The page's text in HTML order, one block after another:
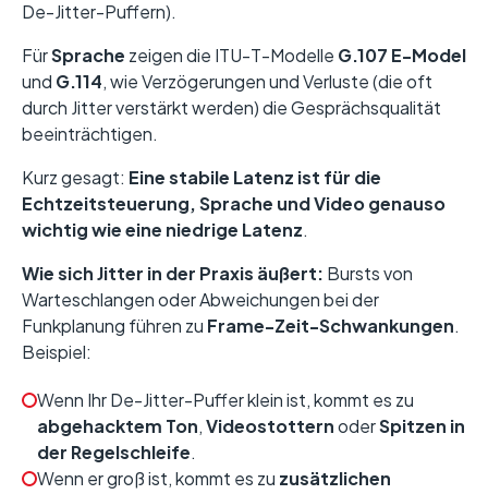
De-Jitter-Puffern).
FürSprache zeigen die ITU-T-Modelle G.107 E-Model
und G.114, wie Verzögerungen und Verluste (die oft
durch Jitter verstärkt werden) die Gesprächsqualität
beeinträchtigen.
Kurz gesagt: Eine stabile Latenz ist für die
Echtzeitsteuerung, Sprache und Video genauso
wichtig wie eine niedrige Latenz.
Wie sich Jitter in der Praxis äußert: Bursts von
Warteschlangen oder Abweichungen bei der
Funkplanung führen zu Frame-Zeit-Schwankungen.
Beispiel:
Wenn Ihr De-Jitter-Puffer klein ist, kommt es zu
abgehacktem Ton,VideostotternoderSpitzen in
der Regelschleife.
Wenn er groß ist, kommt es zu zusätzlichen